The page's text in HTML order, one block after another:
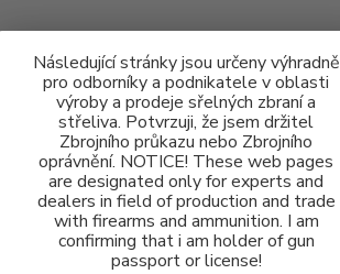
Následující stránky jsou určeny výhradně
pro odborníky a podnikatele v oblasti
výroby a prodeje sřelných zbraní a
střeliva. Potvrzuji, že jsem držitel
Zbrojního průkazu nebo Zbrojního
oprávnění. NOTICE! These web pages
are designated only for experts and
dealers in field of production and trade
with firearms and ammunition. I am
confirming that i am holder of gun
passport or license!
Hledat
Muška CZ 75 FO 1,5mm - 3mm
75 FO 1,5mm - 3mm